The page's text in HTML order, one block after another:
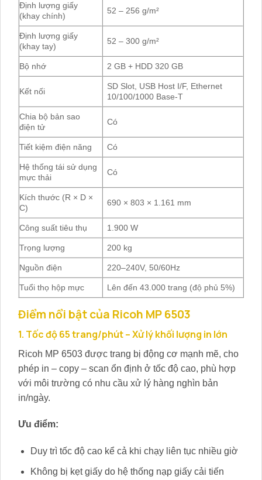
Định lượng giấy
(khay chính)
52 – 256 g/m²
Định lượng giấy
(khay tay)
52 – 300 g/m²
Bộ nhớ 2 GB + HDD 320 GB
Kết nối
SD Slot, USB Host I/F, Ethernet
10/100/1000 Base-T
Chia bộ bản sao
điện tử
Có
Tiết kiệm điện năng Có
Hệ thống tái sử dụng
mực thải
Có
Kích thước (R × D ×
C)
690 × 803 × 1.161 mm
Công suất tiêu thụ 1.900 W
Trọng lượng 200 kg
Nguồn điện 220–240V, 50/60Hz
Tuổi thọ hộp mực Lên đến 43.000 trang (độ phủ 5%)
Điểm nổi bật của Ricoh MP 6503
1. Tốc độ 65 trang/phút – Xử lý khối lượng in lớn
Ricoh MP 6503 được trang bị động cơ mạnh mẽ, cho
phép in – copy – scan ổn định ở tốc độ cao, phù hợp
với môi trường có nhu cầu xử lý hàng nghìn bản
in/ngày.
Ưu điểm:
Duy trì tốc độ cao kể cả khi chạy liên tục nhiều giờ
Không bị kẹt giấy do hệ thống nạp giấy cải tiến